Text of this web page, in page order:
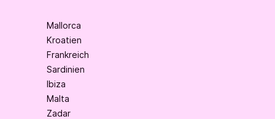
Mallorca
Kroatien
Frankreich
Sardinien
Ibiza
Malta
Zadar